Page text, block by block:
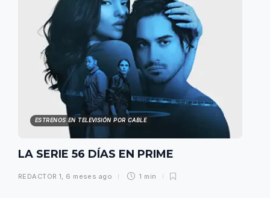
ESTRENOS EN TELEVISIÓN POR CABLE
LA SERIE 56 DÍAS EN PRIME
REDACTOR 1 6 meses ago 1 min